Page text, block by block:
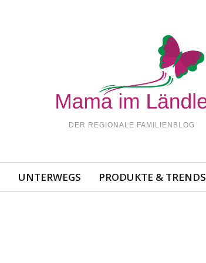
DER REGIONALE FAMILIENBLOG
UNTERWEGS PRODUKTE & TRENDS